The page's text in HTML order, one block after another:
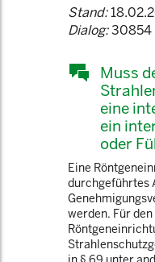
Stand:
Dialog:30854
Muss
eine
ein
oder
Eine
durchgeführtes
werden. Für